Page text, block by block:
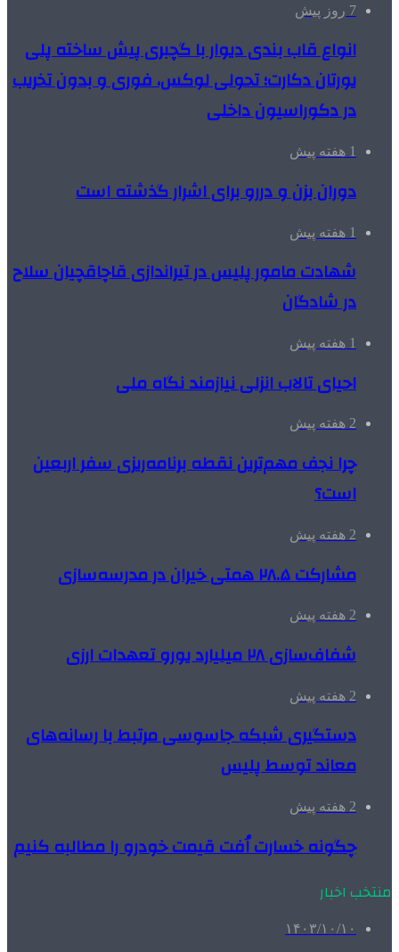
7 روز پیش
انواع قاب بندی دیوار با گچبری پیش ساخته پلی
یورتان دکارت؛ تحولی لوکس، فوری و بدون تخریب
در دکوراسیون داخلی
1 هفته پیش
دوران بزن و دررو برای اشرار گذشته است
1 هفته پیش
شهادت مامور پلیس در تیراندازی قاچاقچیان سلاح
در شادگان
1 هفته پیش
احیای تالاب انزلی نیازمند نگاه ملی
2 هفته پیش
چرا نجف مهم‌ترین نقطه برنامه‌ریزی سفر اربعین
است؟
2 هفته پیش
مشارکت ۲۸.۵ همتی خیران در مدرسه‌سازی
2 هفته پیش
شفاف‌سازی ۲۸ میلیارد یورو تعهدات ارزی
2 هفته پیش
دستگیری شبکه جاسوسی مرتبط با رسانه‌های
معاند توسط پلیس
2 هفته پیش
چگونه خسارت اُفت قیمت خودرو را مطالبه کنیم
منتخب اخبار
۱۴۰۳/۱۰/۱۰